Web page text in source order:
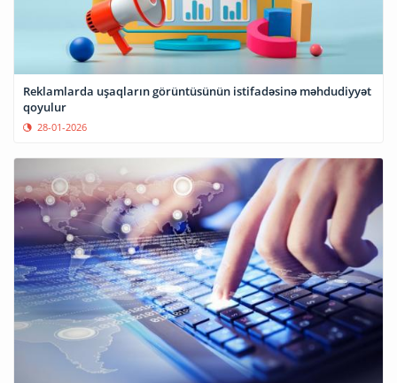
Reklamlarda uşaqların görüntüsünün istifadəsinə məhdudiyyət
qoyulur
28-01-2026